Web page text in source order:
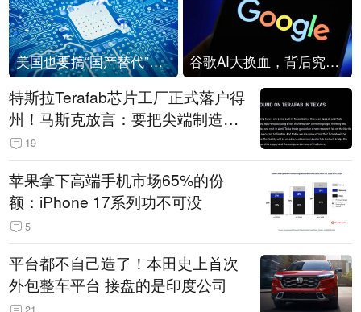
美国也要搞“国产替代”？先算清三笔账 谷歌AI大换血，背后究竟发生了什么？
特斯拉Terafab芯片工厂正式落户得
州！马斯克放言：要把尖端制造带
回美国
19
苹果拿下高端手机市场65%的份
额：iPhone 17系列功不可没
5
平台都不自己造了！本田史上首次
外包整车平台 接盘的是印度公司